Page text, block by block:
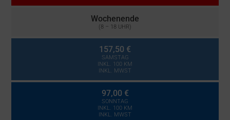
Wochenende
(8 – 18 UHR)
157,50 €
SAMSTAG
INKL. 100 KM
INKL. MWST
97,00 €
SONNTAG
INKL. 100 KM
INKL. MWST